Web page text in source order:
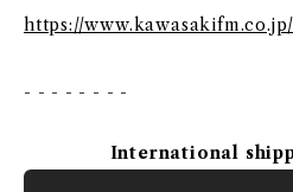
https://
- - - - - - - -
International